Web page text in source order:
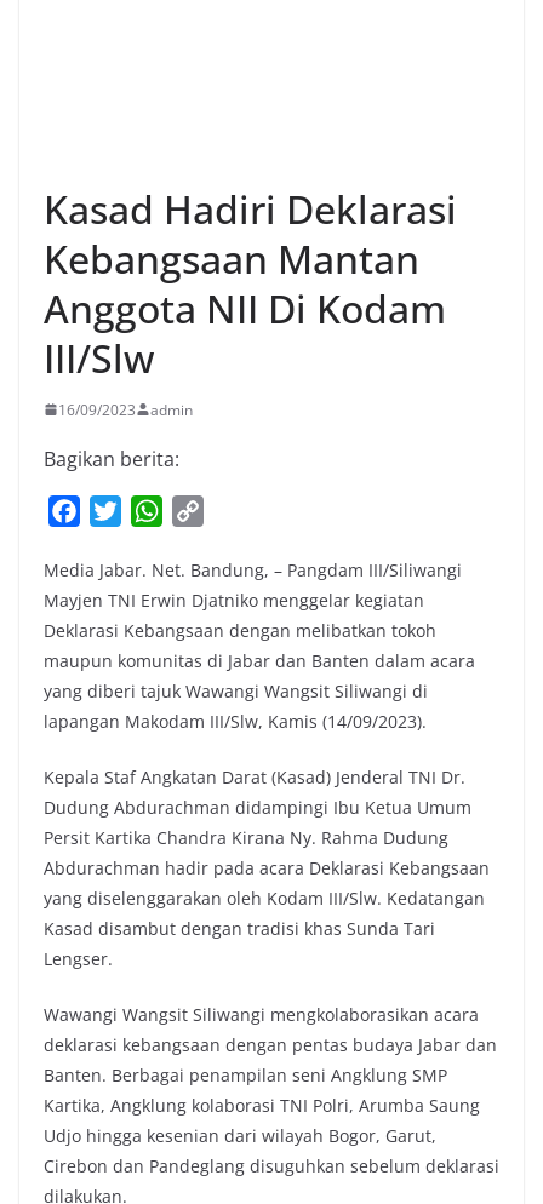
Kasad Hadiri Deklarasi
Kebangsaan Mantan
Anggota NII Di Kodam
III/Slw
16/09/2023 admin
Bagikan berita:
c
e
b
o
o
k
i
t
t
e
r
W
a
t
s
A
p
p
p
y
L
i
n
k
Media Jabar. Net. Bandung, – Pangdam III/Siliwangi
Mayjen TNI Erwin Djatniko menggelar kegiatan
Deklarasi Kebangsaan dengan melibatkan tokoh
maupun komunitas di Jabar dan Banten dalam acara
yang diberi tajuk Wawangi Wangsit Siliwangi di
lapangan Makodam III/Slw, Kamis (14/09/2023).
Kepala Staf Angkatan Darat (Kasad) Jenderal TNI Dr.
Dudung Abdurachman didampingi Ibu Ketua Umum
Persit Kartika Chandra Kirana Ny. Rahma Dudung
Abdurachman hadir pada acara Deklarasi Kebangsaan
yang diselenggarakan oleh Kodam III/Slw. Kedatangan
Kasad disambut dengan tradisi khas Sunda Tari
Lengser.
Wawangi Wangsit Siliwangi mengkolaborasikan acara
deklarasi kebangsaan dengan pentas budaya Jabar dan
Banten. Berbagai penampilan seni Angklung SMP
Kartika, Angklung kolaborasi TNI Polri, Arumba Saung
Udjo hingga kesenian dari wilayah Bogor, Garut,
Cirebon dan Pandeglang disuguhkan sebelum deklarasi
dilakukan.